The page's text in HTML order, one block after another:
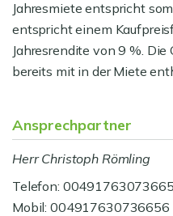
Jahresmiete entspricht
entspricht einem
Jahresrendite von 9 %.
bereits mit in der Miete
Ansprechpartner
Herr Christoph Römling
Telefon:
Mobil: 004917630736656